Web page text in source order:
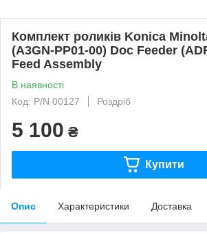
Комплект роликів Konica
(A3GN-PP01-00) Doc Feeder
Feed Assembly
В наявності
Код: P/N 00127
Роздріб
5 100 ₴
Купити
Опис Характеристики Доставка